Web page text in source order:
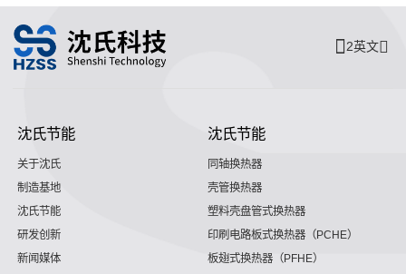
2英文
沈氏节能
关于沈氏
制造基地
沈氏节能
研发创新
新闻媒体
沈氏节能
同轴换热器
壳管换热器
塑料壳盘管式换热器
印刷电路板式换热器（PCHE）
板翅式换热器（PFHE）